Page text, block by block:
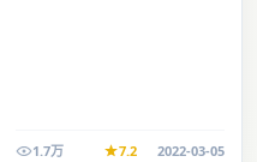
1.7万 7.2 2022-03-05